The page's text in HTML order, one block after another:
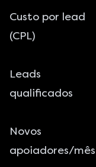
Custo por lead
(CPL)
Leads
qualificados
Novos
apoiadores/mês